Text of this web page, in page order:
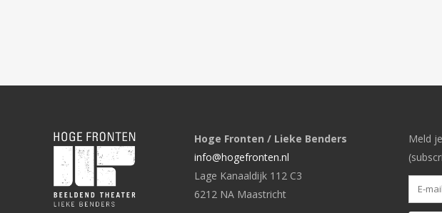
Hoge Fronten / Lieke Benders
info@hogefronten.nl
Lage Kanaaldijk 112 C3
6212 NA Maastricht
Meld